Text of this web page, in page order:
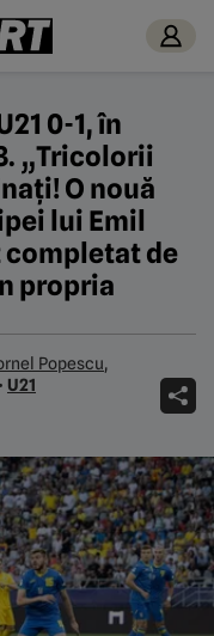
0-1, în
„Tricolorii
O nouă
lui Emil
completat de
propria
Popescu,
• U21